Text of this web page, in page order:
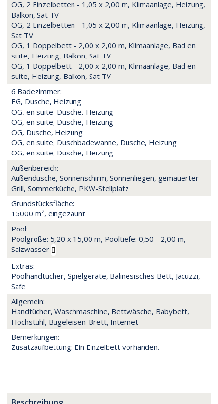
OG, 2 Einzelbetten - 1,05 x 2,00 m, Klimaanlage, Heizung,
Balkon, Sat TV
OG, 2 Einzelbetten - 1,05 x 2,00 m, Klimaanlage, Heizung,
Sat TV
OG, 1 Doppelbett - 2,00 x 2,00 m, Klimaanlage, Bad en
suite, Heizung, Balkon, Sat TV
OG, 1 Doppelbett - 2,00 x 2,00 m, Klimaanlage, Bad en
suite, Heizung, Balkon, Sat TV
6 Badezimmer:
EG, Dusche, Heizung
OG, en suite, Dusche, Heizung
OG, en suite, Dusche, Heizung
OG, Dusche, Heizung
OG, en suite, Duschbadewanne, Dusche, Heizung
OG, en suite, Dusche, Heizung
Außenbereich:
Außendusche, Sonnenschirm, Sonnenliegen, gemauerter
Grill, Sommerküche, PKW-Stellplatz
Grundstücksfläche:
15000 m2, eingezäunt
Pool:
Poolgröße: 5,20 x 15,00 m, Pooltiefe: 0,50 - 2,00 m,
Salzwasser
Extras:
Poolhandtücher, Spielgeräte, Balinesisches Bett, Jacuzzi,
Safe
Allgemein:
Handtücher, Waschmaschine, Bettwäsche, Babybett,
Hochstuhl, Bügeleisen-Brett, Internet
Bemerkungen:
Zusatzaufbettung: Ein Einzelbett vorhanden.